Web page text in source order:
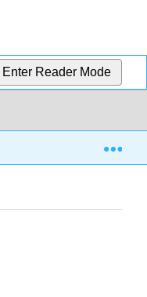
Enter Reader Mode
5.5 : Data Dive —